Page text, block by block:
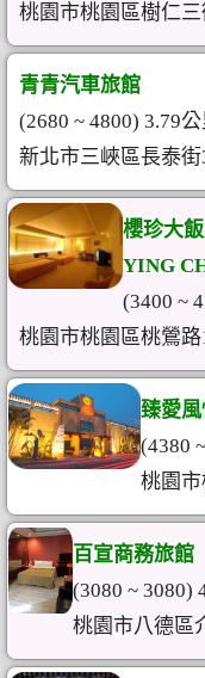
桃園市桃園區樹仁
青青汽車旅館
(2680 ~ 4800) 3.79
新北市三峽區長泰
櫻珍大
YING
(3400 ~
桃園市桃園區桃鶯
臻愛
(4380
桃園
百宣商務旅館
(3080 ~ 3080)
桃園市八德區